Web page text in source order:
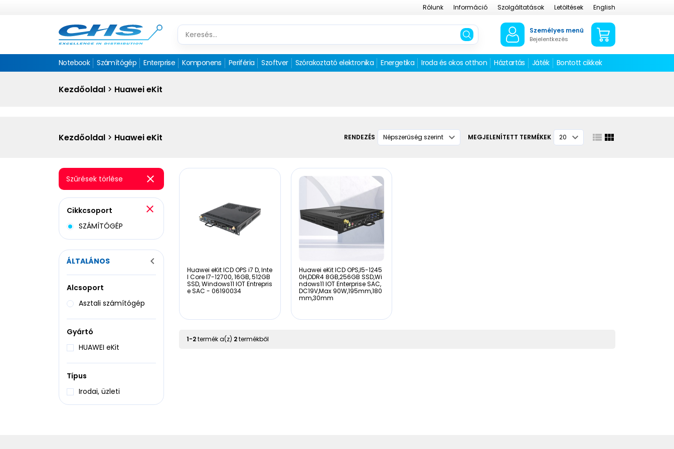
Rólunk Információ Szolgáltatások Letöltések English
Személyes menü
Bejelentkezés
Notebook Számítógép Enterprise Komponens Periféria Szoftver Szórakoztató elektronika Energetika Iroda és okos otthon Háztartás Játék Bontott cikkek
Kezdőoldal Huawei eKit
Kezdőoldal Huawei eKit RENDEZÉS MEGJELENÍTETT TERMÉKEK
Huawei eKit ICD OPS i7 D, Inte
l Core I7-12700, 16GB, 512GB
SSD, Windows11 IOT Entrepris
e SAC - 06190034
Huawei eKit ICD OPS,I5-1245
0H,DDR4 8GB,256GB SSD,Wi
ndows11 IOT Enterprise SAC,
DC19V,Max 90W,195mm,180
mm,30mm
1-2termék a(z) 2termékből
Szűrések törlése
Cikkcsoport
SZÁMÍTÓGÉP
ÁLTALÁNOS
Alcsoport
Asztali számítógép
Gyártó
HUAWEI eKit
Típus
Irodai, üzleti